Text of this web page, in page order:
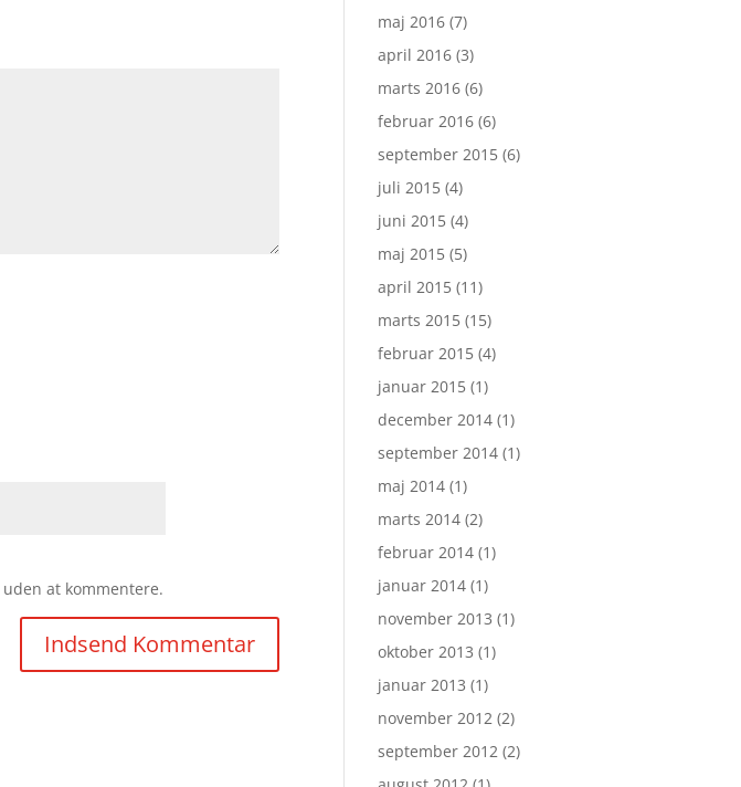
uden at kommentere.
maj 2016 (7)
april 2016 (3)
marts 2016 (6)
februar 2016 (6)
september 2015 (6)
juli 2015 (4)
juni 2015 (4)
maj 2015 (5)
april 2015 (11)
marts 2015 (15)
februar 2015 (4)
januar 2015 (1)
december 2014 (1)
september 2014 (1)
maj 2014 (1)
marts 2014 (2)
februar 2014 (1)
januar 2014 (1)
november 2013 (1)
oktober 2013 (1)
januar 2013 (1)
november 2012 (2)
september 2012 (2)